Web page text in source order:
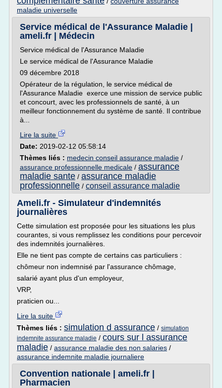
maladie universelle
Service médical de l'Assurance Maladie |
ameli.fr | Médecin
Service médical de l'Assurance Maladie
Le service médical de l'Assurance Maladie
09 décembre 2018
Opérateur de la régulation, le service médical de
l'Assurance Maladie exerce une mission de service public
et concourt, avec les professionnels de santé, à un
meilleur fonctionnement du système de santé. Il contribue
à...
Lire la suite
Date: 2019-02-12 05:58:14
Thèmes liés : medecin conseil assurance maladie /
assurance professionnelle medicale / assurance
maladie sante / assurance maladie
professionnelle / conseil assurance maladie
Ameli.fr - Simulateur d'indemnités
journalières
Cette simulation est proposée pour les situations les plus
courantes, si vous remplissez les conditions pour percevoir
des indemnités journalières.
Elle ne tient pas compte de certains cas particuliers :
chômeur non indemnisé par l'assurance chômage,
salarié ayant plus d'un employeur,
VRP,
praticien ou...
Lire la suite
Thèmes liés : simulation d assurance / simulation
indemnite assurance maladie / cours sur l assurance
maladie / assurance maladie des non salaries /
assurance indemnite maladie journaliere
Convention nationale | ameli.fr |
Pharmacien